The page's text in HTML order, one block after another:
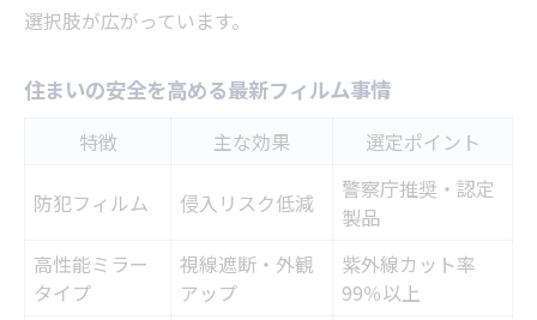
選択肢が広がっています。
住まいの安全を高める最新フィルム事情
特徴 主な効果 選定ポイント
防犯フィルム 侵入リスク低減
警察庁推奨・認定
製品
高性能ミラー
タイプ
視線遮断・外観
アップ
紫外線カット率
99％以上